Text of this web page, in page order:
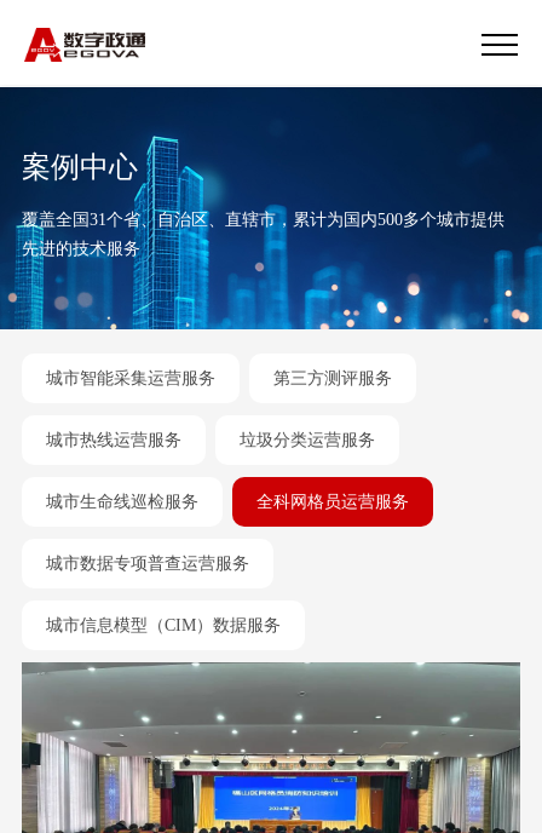
案例中心
覆盖全国31个省、自治区、直辖市，累计为国内500多个城市提供
先进的技术服务
城市智能采集运营服务 第三方测评服务
城市热线运营服务 垃圾分类运营服务
城市生命线巡检服务 全科网格员运营服务
城市数据专项普查运营服务
城市信息模型（CIM）数据服务